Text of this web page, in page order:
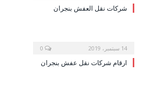
شركات نقل العفش بنجران
14 سبتمبر، 2019
ارقام شركات نقل عفش بنجران